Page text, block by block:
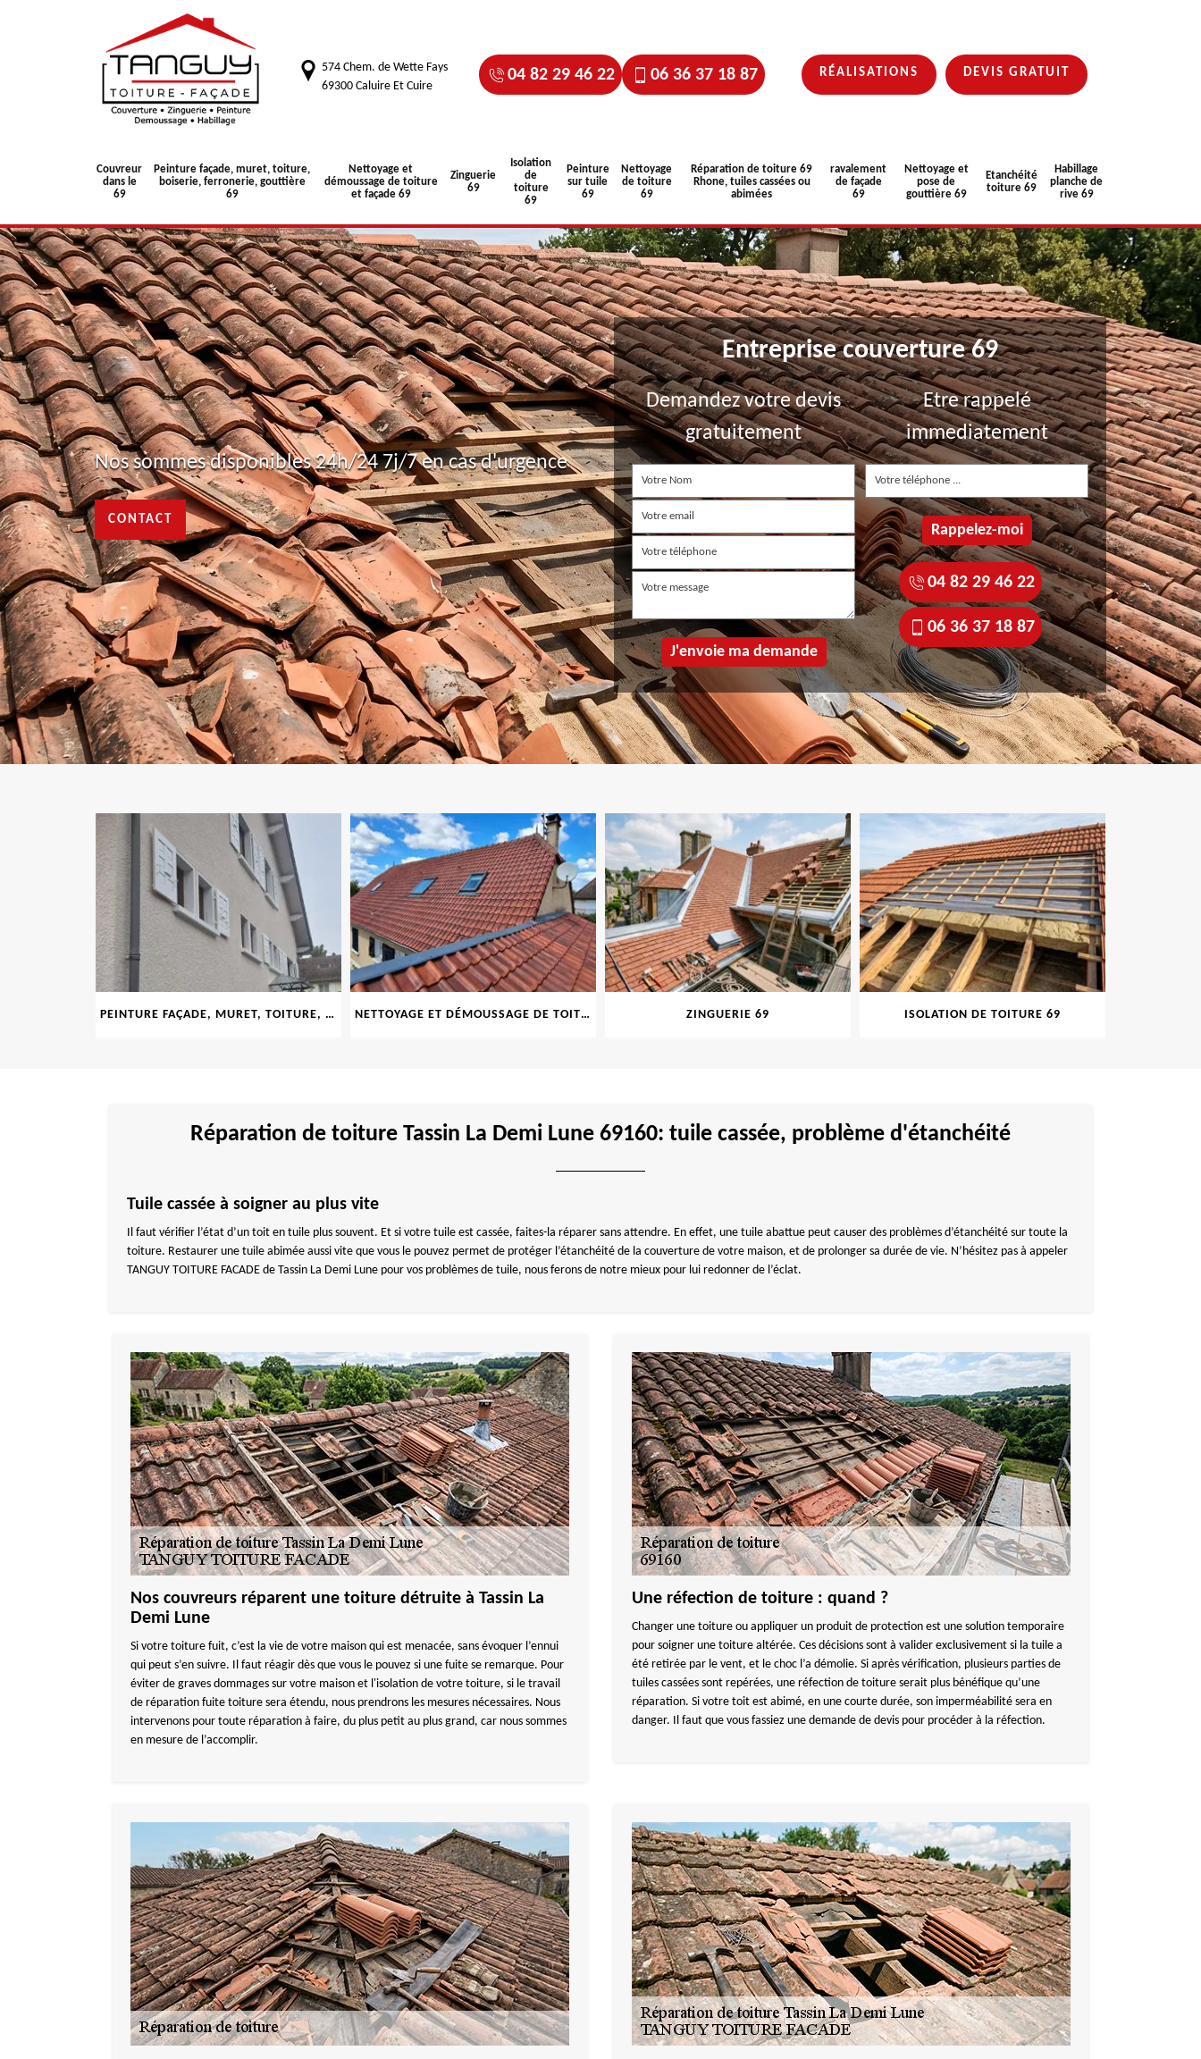
574 Chem. de Wette Fays
69300 Caluire Et Cuire
04 82 29 46 22 06 36 37 18 87 RÉALISATIONS DEVIS GRATUIT
Couvreur
dans le
69
Peinture façade, muret, toiture,
boiserie, ferronerie, gouttière
69
Nettoyage et
démoussage de toiture
et façade 69
Zinguerie
69
Isolation
de
toiture
69
Peinture
sur tuile
69
Nettoyage
de toiture
69
Réparation de toiture 69
Rhone, tuiles cassées ou
abimées
ravalement
de façade
69
Nettoyage et
pose de
gouttière 69
Etanchéité
toiture 69
Habillage
planche de
rive 69
Nos sommes disponibles 24h/24 7j/7 en cas d'urgence
CONTACT
Entreprise couverture 69
Demandez votre devis
gratuitement
Etre rappelé
immediatement
04 82 29 46 22
06 36 37 18 87
PEINTURE FAÇADE, MURET, TOITURE, BOISERIE, FERRONERIE, GOUTTIÈRE 69 NETTOYAGE ET DÉMOUSSAGE DE TOITURE ET FAÇADE 69 ZINGUERIE 69 ISOLATION DE TOITURE 69
Réparation de toiture Tassin La Demi Lune 69160: tuile cassée, problème d'étanchéité
Tuile cassée à soigner au plus vite
Il faut vérifier l’état d’un toit en tuile plus souvent. Et si votre tuile est cassée, faites-la réparer sans attendre. En effet, une tuile abattue peut causer des problèmes d’étanchéité sur toute la
toiture. Restaurer une tuile abimée aussi vite que vous le pouvez permet de protéger l’étanchéité de la couverture de votre maison, et de prolonger sa durée de vie. N’hésitez pas à appeler
TANGUY TOITURE FACADE de Tassin La Demi Lune pour vos problèmes de tuile, nous ferons de notre mieux pour lui redonner de l’éclat.
Nos couvreurs réparent une toiture détruite à Tassin La
Demi Lune
Si votre toiture fuit, c’est la vie de votre maison qui est menacée, sans évoquer l’ennui
qui peut s’en suivre. Il faut réagir dès que vous le pouvez si une fuite se remarque. Pour
éviter de graves dommages sur votre maison et l'isolation de votre toiture, si le travail
de réparation fuite toiture sera étendu, nous prendrons les mesures nécessaires. Nous
intervenons pour toute réparation à faire, du plus petit au plus grand, car nous sommes
en mesure de l’accomplir.
Une réfection de toiture : quand ?
Changer une toiture ou appliquer un produit de protection est une solution temporaire
pour soigner une toiture altérée. Ces décisions sont à valider exclusivement si la tuile a
été retirée par le vent, et le choc l’a démolie. Si après vérification, plusieurs parties de
tuiles cassées sont repérées, une réfection de toiture serait plus bénéfique qu’une
réparation. Si votre toit est abimé, en une courte durée, son imperméabilité sera en
danger. Il faut que vous fassiez une demande de devis pour procéder à la réfection.